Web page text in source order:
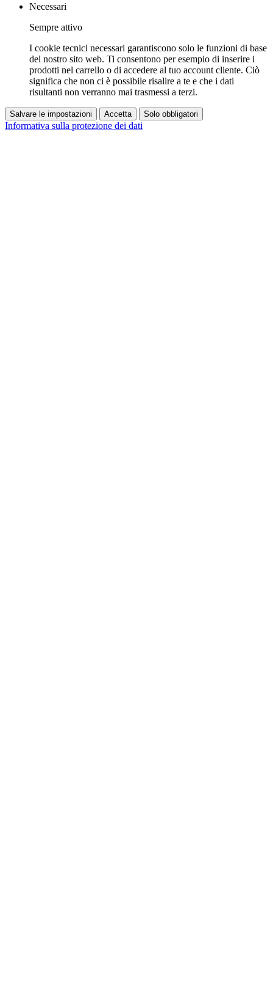
Necessari
Sempre attivo
I cookie tecnici necessari garantiscono solo le funzioni di base
del nostro sito web. Ti consentono per esempio di inserire i
prodotti nel carrello o di accedere al tuo account cliente. Ciò
significa che non ci è possibile risalire a te e che i dati
risultanti non verranno mai trasmessi a terzi.
Salvare le impostazioni Accetta Solo obbligatori
Informativa sulla protezione dei dati